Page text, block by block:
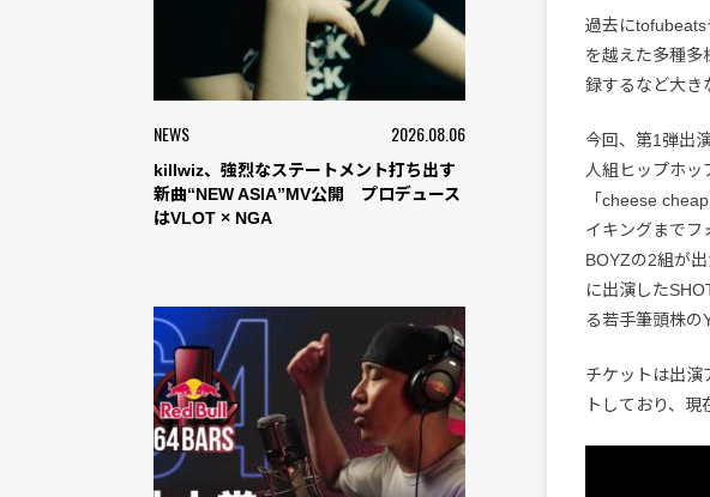
NEWS 2026.08.06
killwiz、強烈なステートメント打ち出す
新曲“NEW ASIA”MV公開 プロデュース
はVLOT × NGA
過去に
を越えた多種多
録するなど大き
今回、第1弾出
人組ヒップホッ
「cheese
イキングまでフ
BOYZの2組が
に出演した
る若手筆頭株の
チケットは出演
トしており、